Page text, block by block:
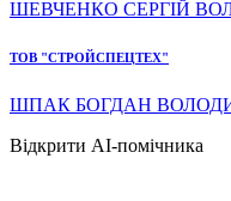
ШЕВЧЕНКО СЕРГІЙ
ТОВ "СТРОЙСПЕЦТЕХ"
ШПАК БОГДАН
Відкрити AI-помічника